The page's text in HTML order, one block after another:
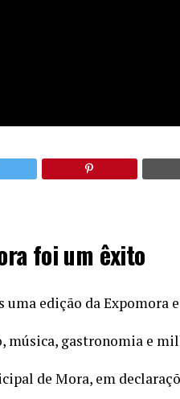
foi um êxito
edição da Expomora
música, gastronomia e
de Mora, em